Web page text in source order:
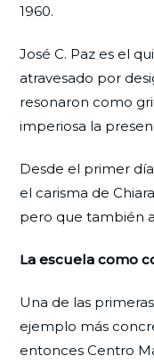
1960.
José C. Paz es el
atravesado por
resonaron como
imperiosa la
Desde el primer
el carisma de
pero que también
La escuela como
Una de las
ejemplo más
entonces Centro